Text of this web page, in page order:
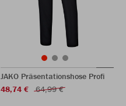
JAKO Präsentationshose Profi
48,74 €
64,99 €